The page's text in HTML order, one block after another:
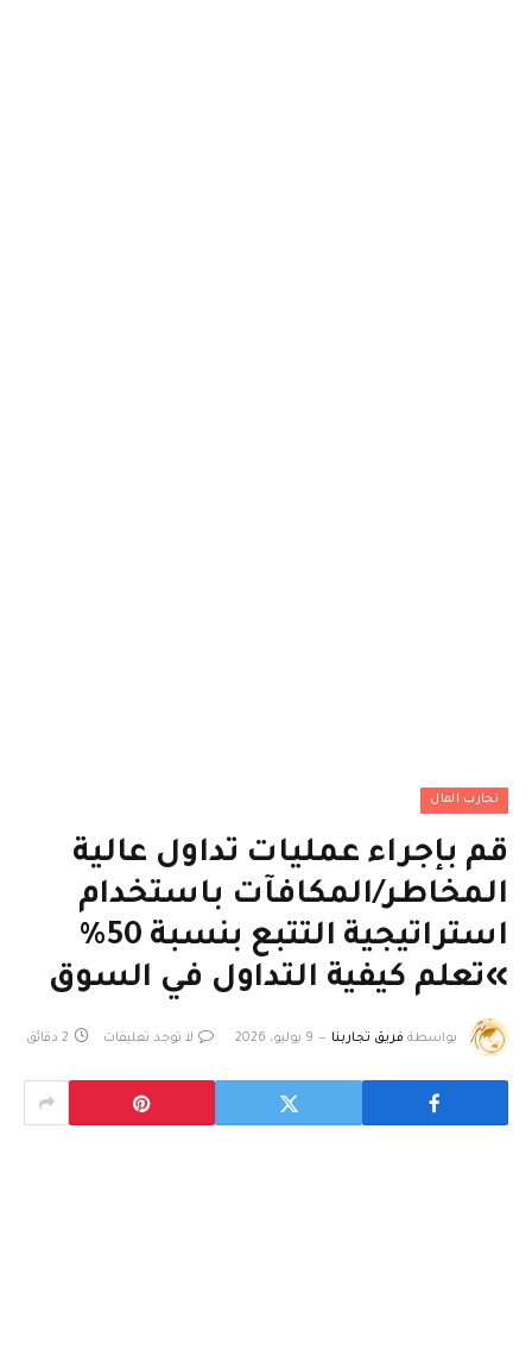
تجارب المال
قم بإجراء عمليات تداول عالية
المخاطر/المكافآت باستخدام
استراتيجية التتبع بنسبة 50%
»تعلم كيفية التداول في السوق
بواسطة فريق تجاربنا 9 يوليو، 2026 لا توجد تعليقات 2 دقائق